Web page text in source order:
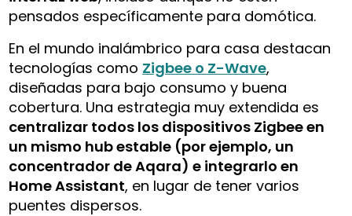
pensados específicamente para domótica.
En el mundo inalámbrico para casa destacan
tecnologías como Zigbee o Z-Wave,
diseñadas para bajo consumo y buena
cobertura. Una estrategia muy extendida es
centralizar todos los dispositivos Zigbee en
un mismo hub estable (por ejemplo, un
concentrador de Aqara) e integrarlo en
Home Assistant, en lugar de tener varios
puentes dispersos.